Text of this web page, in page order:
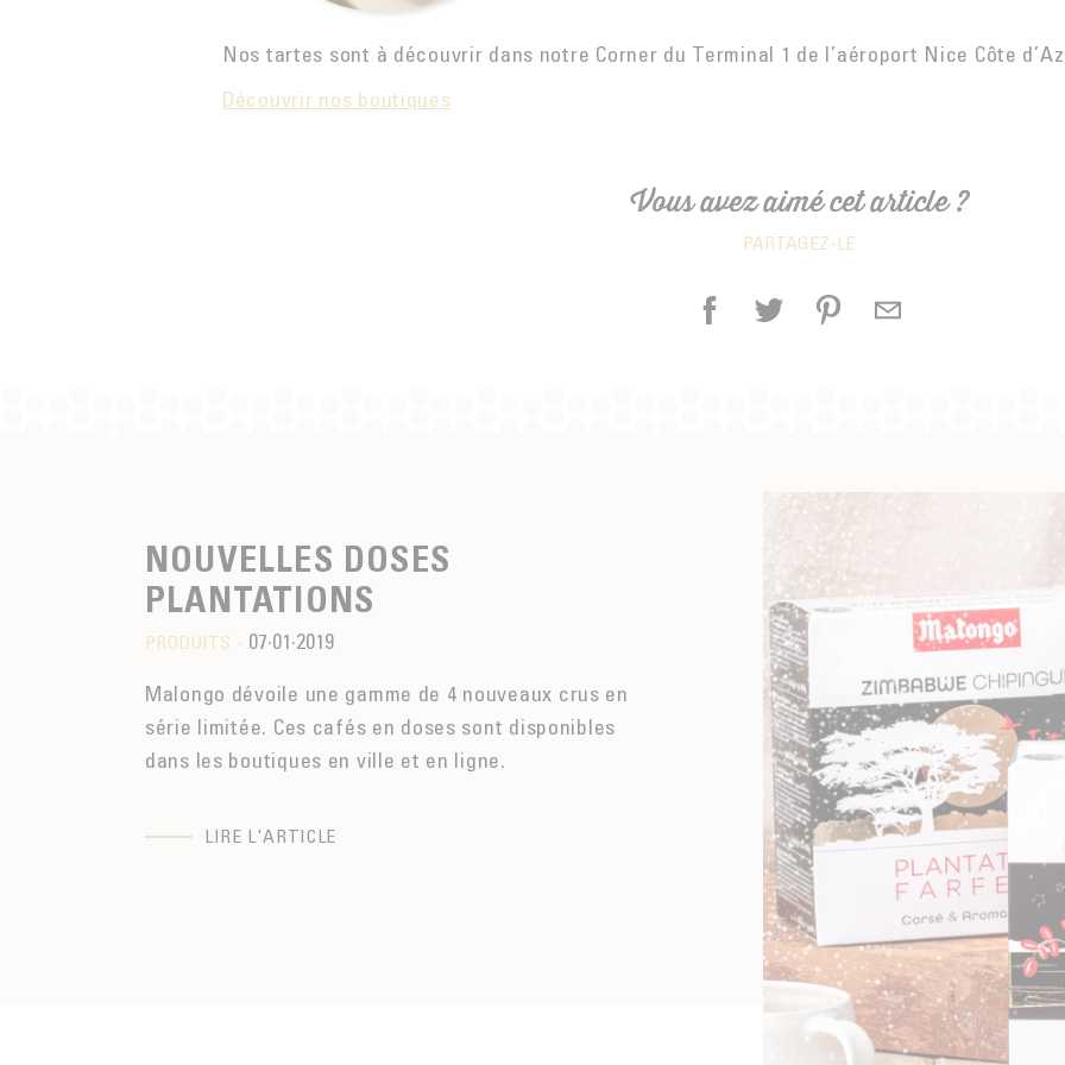
Nos tartes sont à découvrir dans notre Corner du Terminal 1 de l’aéroport Nice Côte
Découvrir nos boutiques
Vous avez aimé cet article ?
PARTAGEZ-LE
NOUVELLES DOSES
PLANTATIONS
PRODUITS - 07·01·2019
Malongo dévoile une gamme de 4 nouveaux crus en
série limitée. Ces cafés en doses sont disponibles
dans les boutiques en ville et en ligne.
LIRE L'ARTICLE